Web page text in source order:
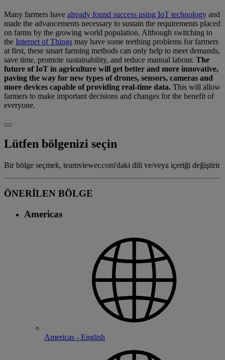
Many farmers have already found success using IoT technology and
made the advancements necessary to sustain the requirements placed
on farms by the growing world population. Although switching to
the Internet of Things may have some teething problems for farmers
at first, these smart farming methods can only help to meet demands,
save time, promote sustainability, and reduce manual labour. The
future of IoT in agriculture will get better and more innovative,
paving the way for new types of drones, sensors, cameras and
more devices capable of providing real-time data. This will allow
farmers to make important decisions and changes for the benefit of
everyone.
Lütfen bölgenizi seçin
Bir bölge seçmek, teamviewer.com'daki dili ve/veya içeriği değiştirir
ÖNERİLEN BÖLGE
Americas
Americas - English